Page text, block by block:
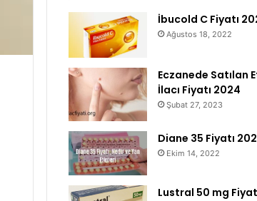
İbucold C Fiyatı
Ağustos 18, 2022
Eczanede Satılan
İlacı Fiyatı 2024
Şubat 27, 2023
Diane 35 Fiyatı
Ekim 14, 2022
Lustral 50 mg